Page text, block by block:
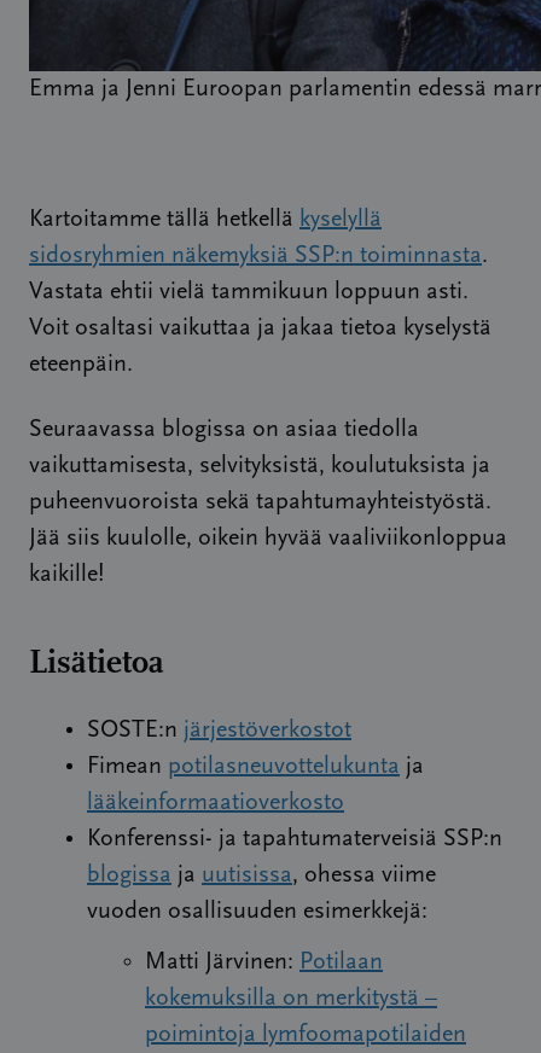
Emma ja Jenni Euroopan parlamentin edessä
Kartoitamme tällä hetkellä kyselyllä
sidosryhmien näkemyksiä SSP:n toiminnasta.
Vastata ehtii vielä tammikuun loppuun asti.
Voit osaltasi vaikuttaa ja jakaa tietoa kyselystä
eteenpäin.
Seuraavassa blogissa on asiaa tiedolla
vaikuttamisesta, selvityksistä, koulutuksista ja
puheenvuoroista sekä tapahtumayhteistyöstä.
Jää siis kuulolle, oikein hyvää vaaliviikonloppua
kaikille!
Lisätietoa
SOSTE:n järjestöverkostot
Fimean potilasneuvottelukunta ja
lääkeinformaatioverkosto
Konferenssi- ja tapahtumaterveisiä SSP:n
blogissa ja uutisissa, ohessa viime
vuoden osallisuuden esimerkkejä:
Matti Järvinen: Potilaan
kokemuksilla on merkitystä –
poimintoja lymfoomapotilaiden